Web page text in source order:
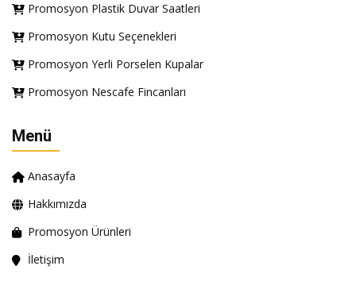
Promosyon Plastik Duvar Saatleri
Promosyon Kutu Seçenekleri
Promosyon Yerli Porselen Kupalar
Promosyon Nescafe Fincanları
Menü
Anasayfa
Hakkımızda
Promosyon Ürünleri
İletişim